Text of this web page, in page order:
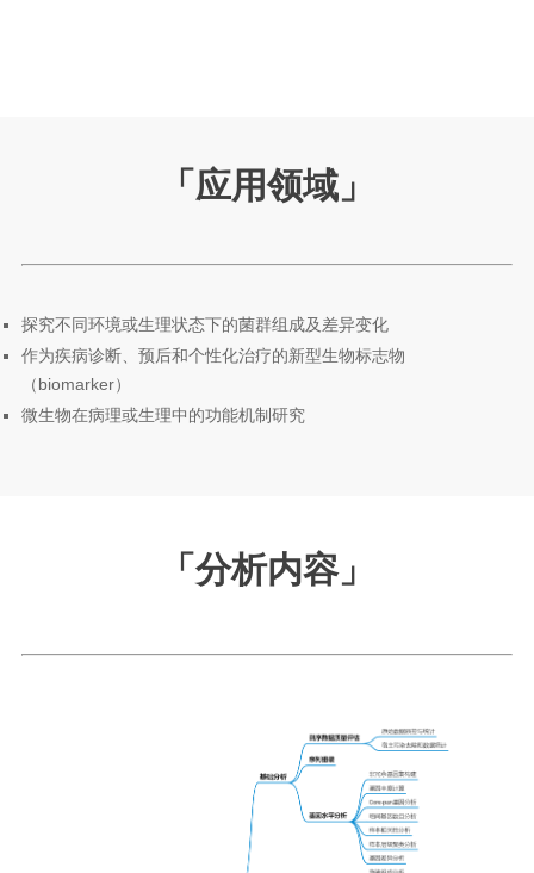
「 应用领域 」
探究不同环境或生理状态下的菌群组成及差异变化
作为疾病诊断、预后和个性化治疗的新型生物标志物
（biomarker）
微生物在病理或生理中的功能机制研究
「 分析内容」